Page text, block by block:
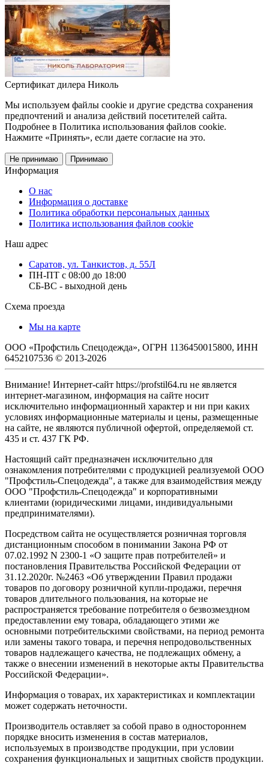
Сертификат дилера Николь
Мы используем файлы cookie и другие средства сохранения
предпочтений и анализа действий посетителей сайта.
Подробнее в Политика использования файлов cookie.
Нажмите «Принять», если даете согласие на это.
Не принимаю Принимаю
Информация
О нас
Информация о доставке
Политика обработки персональных данных
Политика использования файлов cookie
Наш адрес
Саратов, ул. Танкистов, д. 55Л
ПН-ПТ с 08:00 до 18:00
СБ-ВС - выходной день
Схема проезда
Мы на карте
ООО «Профстиль Спецодежда», ОГРН 1136450015800, ИНН
6452107536 © 2013-2026
Внимание! Интернет-сайт https://profstil64.ru не является
интернет-магазином, информация на сайте носит
исключительно информационный характер и ни при каких
условиях информационные материалы и цены, размещенные
на сайте, не являются публичной офертой, определяемой ст.
435 и ст. 437 ГК РФ.
Настоящий сайт предназначен исключительно для
ознакомления потребителями с продукцией реализуемой ООО
"Профстиль-Спецодежда", а также для взаимодействия между
ООО "Профстиль-Спецодежда" и корпоративными
клиентами (юридическими лицами, индивидуальными
предпринимателями).
Посредством сайта не осуществляется розничная торговля
дистанционным способом в понимании Закона РФ от
07.02.1992 N 2300-1 «О защите прав потребителей» и
постановления Правительства Российской Федерации от
31.12.2020г. №2463 «Об утверждении Правил продажи
товаров по договору розничной купли-продажи, перечня
товаров длительного пользования, на которые не
распространяется требование потребителя о безвозмездном
предоставлении ему товара, обладающего этими же
основными потребительскими свойствами, на период ремонта
или замены такого товара, и перечня непродовольственных
товаров надлежащего качества, не подлежащих обмену, а
также о внесении изменений в некоторые акты Правительства
Российской Федерации».
Информация о товарах, их характеристиках и комплектации
может содержать неточности.
Производитель оставляет за собой право в одностороннем
порядке вносить изменения в состав материалов,
используемых в производстве продукции, при условии
сохранения функциональных и защитных свойств продукции.